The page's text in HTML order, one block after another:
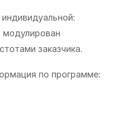
заказчика.
по программе: